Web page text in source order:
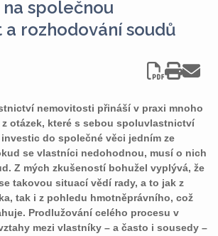
společnou
rozhodování soudů
nemovitosti přináší v praxi mnoho
otázek, které s sebou spoluvlastnictví
do společné věci jedním ze
se vlastníci nedohodnou, musí o nich
Z mých zkušeností bohužel vyplývá, že
takovou situací vědí rady, a to jak z
tak i z pohledu hmotněprávního, což
Prodlužování celého procesu v
mezi vlastníky – a často i sousedy –